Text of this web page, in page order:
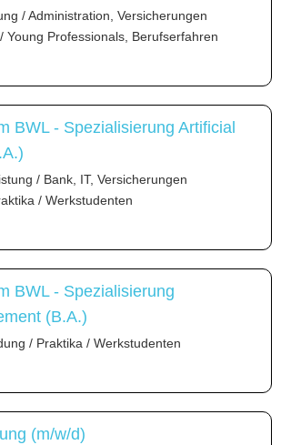
/ Administration, Versicherungen
Young Professionals, Berufserfahren
BWL - Spezialisierung Artificial
/ Bank, IT, Versicherungen
/ Werkstudenten
BWL - Spezialisierung
(B.A.)
/ Praktika / Werkstudenten
(m/w/d)